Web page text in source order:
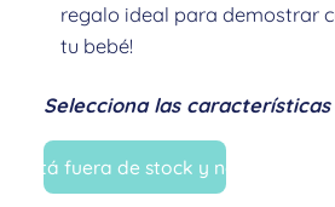
regalo ideal para demostrar
tu bebé!
Selecciona las
está fuera de stock y no está